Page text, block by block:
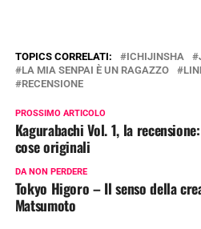
TOPICS CORRELATI: ICHIJINSHA
LA MIA SENPAI È UN RAGAZZO
RECENSIONE
PROSSIMO ARTICOLO
Kagurabachi Vol. 1, la
cose originali
DA NON PERDERE
Tokyo Higoro – Il senso della
Matsumoto